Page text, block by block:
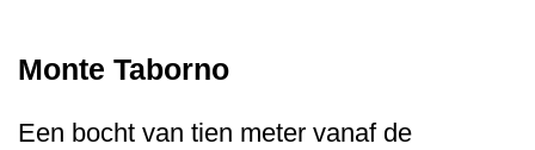
Monte Taborno
Een bocht van tien meter vanaf de